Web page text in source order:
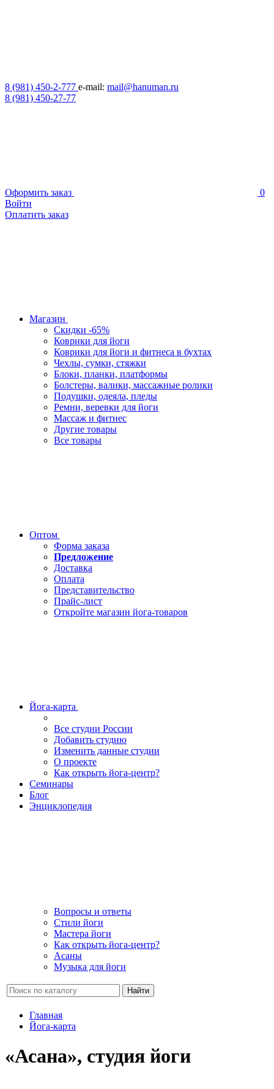
8 (981) 450-2-777 e-mail: mail@hanuman.ru
8 (981) 450-27-77
Оформить заказ
0
Войти
Оплатить заказ
Магазин
Скидки -65%
Коврики для йоги
Коврики для йоги и фитнеса в бухтах
Чехлы, сумки, стяжки
Блоки, планки, платформы
Болстеры, валики, массажные ролики
Подушки, одеяла, пледы
Ремни, веревки для йоги
Массаж и фитнес
Другие товары
Все товары
Оптом
Форма заказа
Предложение
Доставка
Оплата
Представительство
Прайс-лист
Откройте магазин йога-товаров
Йога-карта
Все студии России
Добавить студию
Изменить данные студии
О проекте
Как открыть йога-центр?
Семинары
Блог
Энциклопедия
Вопросы и ответы
Стили йоги
Мастера йоги
Как открыть йога-центр?
Асаны
Музыка для йоги
Найти
Главная
Йога-карта
«Асана», студия йоги